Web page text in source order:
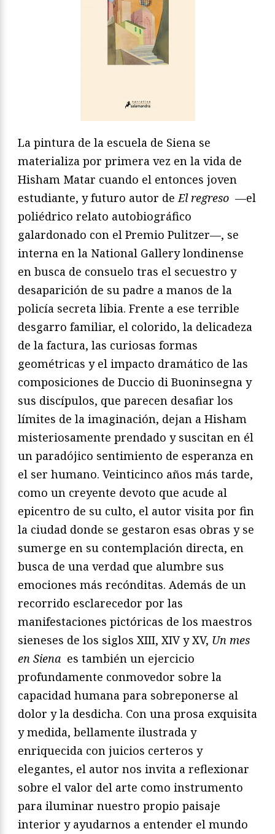
La pintura de la escuela de Siena se
materializa por primera vez en la vida de
Hisham Matar cuando el entonces joven
estudiante, y futuro autor de El regreso —el
poliédrico relato autobiográfico
galardonado con el Premio Pulitzer—, se
interna en la National Gallery londinense
en busca de consuelo tras el secuestro y
desaparición de su padre a manos de la
policía secreta libia. Frente a ese terrible
desgarro familiar, el colorido, la delicadeza
de la factura, las curiosas formas
geométricas y el impacto dramático de las
composiciones de Duccio di Buoninsegna y
sus discípulos, que parecen desafiar los
límites de la imaginación, dejan a Hisham
misteriosamente prendado y suscitan en él
un paradójico sentimiento de esperanza en
el ser humano. Veinticinco años más tarde,
como un creyente devoto que acude al
epicentro de su culto, el autor visita por fin
la ciudad donde se gestaron esas obras y se
sumerge en su contemplación directa, en
busca de una verdad que alumbre sus
emociones más recónditas. Además de un
recorrido esclarecedor por las
manifestaciones pictóricas de los maestros
sieneses de los siglos XIII, XIV y XV, Un mes
en Siena es también un ejercicio
profundamente conmovedor sobre la
capacidad humana para sobreponerse al
dolor y la desdicha. Con una prosa exquisita
y medida, bellamente ilustrada y
enriquecida con juicios certeros y
elegantes, el autor nos invita a reflexionar
sobre el valor del arte como instrumento
para iluminar nuestro propio paisaje
interior y ayudarnos a entender el mundo